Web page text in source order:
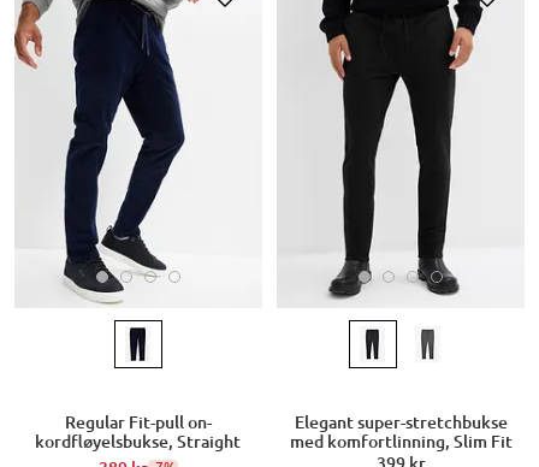
Regular Fit-pull on-
kordfløyelsbukse, Straight
Elegant super-stretchbukse
med komfortlinning, Slim Fit